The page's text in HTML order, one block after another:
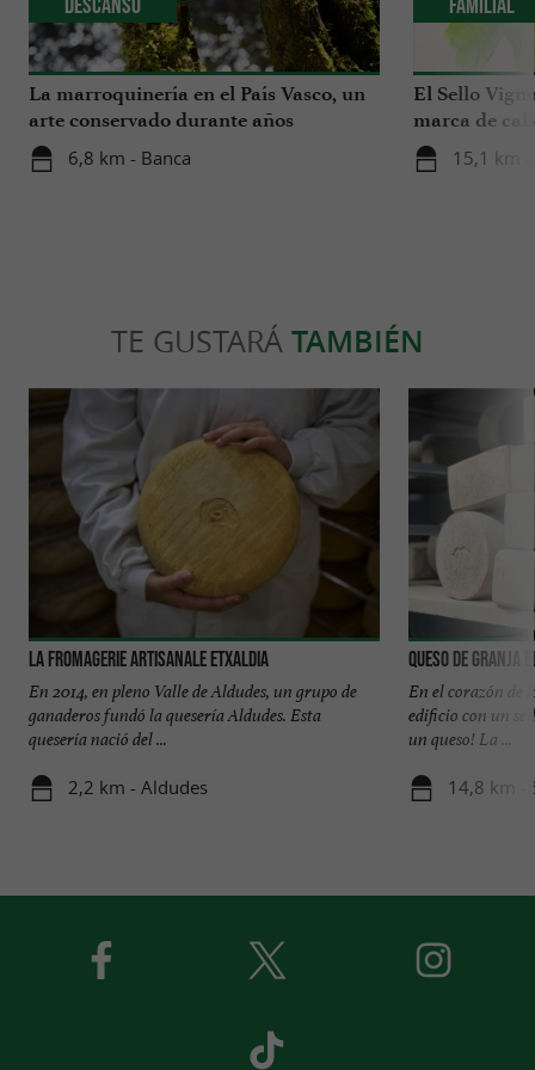
La marroquinería en el País Vasco, un
arte conservado durante años
6,8 km - Banca
Descanso
El Sello
marca de
France
15,1 km
Familial
TE GUSTARÁ TAMBIÉN
La Fromagerie Artisanale ETXALDIA
En 2014, en pleno Valle de Aldudes, un grupo de
ganaderos fundó la quesería Aldudes. Esta
quesería nació del ...
2,2 km - Aldudes
Queso de Granja
En el corazón de
edificio con un
un queso! La ...
14,8 km -